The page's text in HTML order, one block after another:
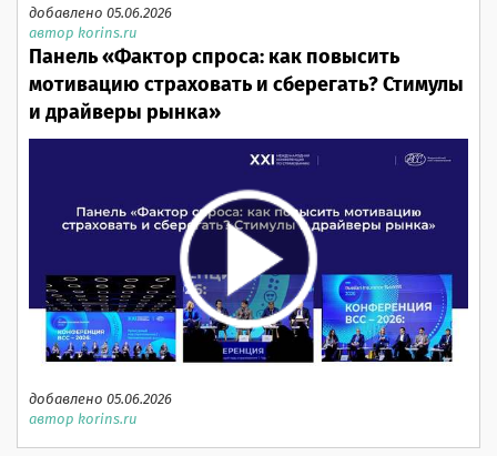
добавлено 05.06.2026
автор korins.ru
Панель «Фактор спроса: как повысить
мотивацию страховать и сберегать? Стимулы
и драйверы рынка»
добавлено 05.06.2026
автор korins.ru